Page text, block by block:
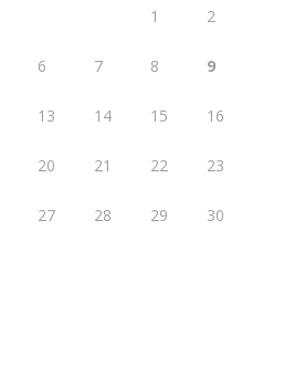
1 2
6 7 8 9
13 14 15 16
20 21 22 23
27 28 29 30